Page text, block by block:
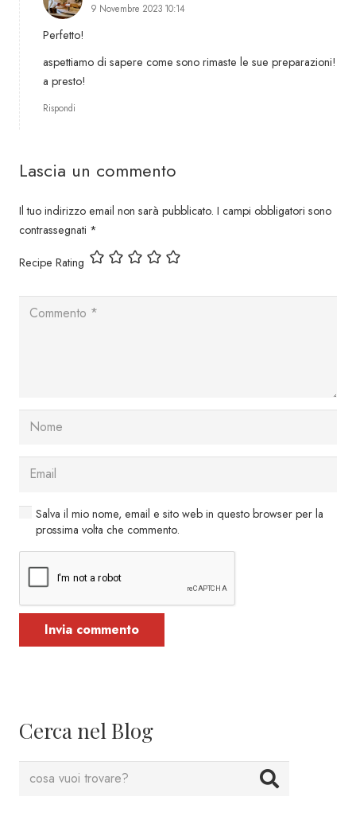
Cerca nel Blog
9 Novembre 2023 10:14
Perfetto!
aspettiamo di sapere come sono rimaste le sue preparazioni!
a presto!
Rispondi
Lascia un commento
Il tuo indirizzo email non sarà pubblicato. I campi obbligatori sono
contrassegnati *
Recipe Rating
Salva il mio nome, email e sito web in questo browser per la
prossima volta che commento.
Invia commento